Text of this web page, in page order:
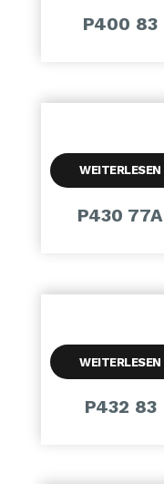
P400 83
WEITERLESEN
P430 77A
WEITERLESEN
P432 83